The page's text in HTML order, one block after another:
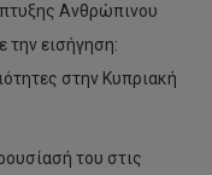
Ανθρώπινου
την εισήγηση:
στην Κυπριακή
του στις